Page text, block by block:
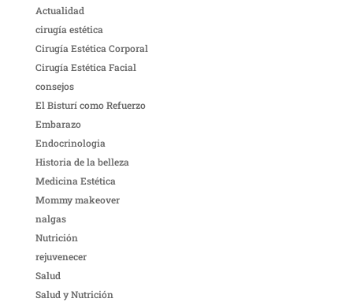
Actualidad
cirugía estética
Cirugía Estética Corporal
Cirugía Estética Facial
consejos
El Bisturí como Refuerzo
Embarazo
Endocrinologia
Historia de la belleza
Medicina Estética
Mommy makeover
nalgas
Nutrición
rejuvenecer
Salud
Salud y Nutrición